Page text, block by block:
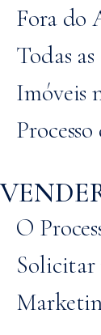
Fora do
Todas as
Imóveis
O
Solicitar